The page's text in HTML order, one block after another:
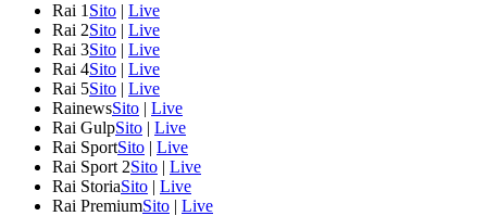
Rai 1 Sito | Live
Rai 2Sito | Live
Rai 3Sito | Live
Rai 4Sito | Live
Rai 5Sito | Live
RainewsSito | Live
Rai GulpSito | Live
Rai SportSito | Live
Rai Sport 2Sito | Live
Rai StoriaSito | Live
Rai PremiumSito | Live